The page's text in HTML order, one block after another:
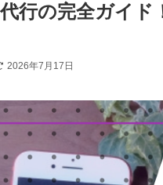
行の完全ガイ
2026年7月17日